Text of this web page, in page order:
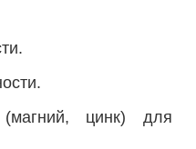
цинк) для